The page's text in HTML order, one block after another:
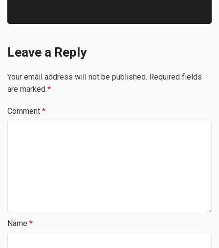
Leave a Reply
Your email address will not be published. Required fields
are marked *
Comment *
Name *